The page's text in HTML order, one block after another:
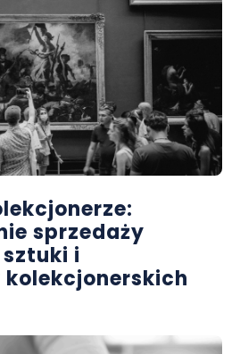
sprzedaży
i